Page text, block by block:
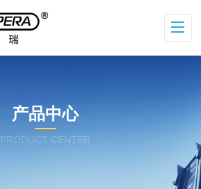
产品中心
PRODUCT CENTER